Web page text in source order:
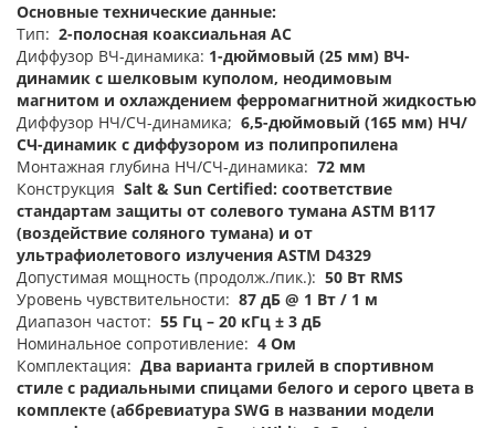
Основные технические данные:
Тип: 2-полосная коаксиальная АС
Диффузор ВЧ-динамика: 1-дюймовый (25 мм) ВЧ-
динамик с шелковым куполом, неодимовым
магнитом и охлаждением ферромагнитной жидкостью
Диффузор НЧ/СЧ-динамика; 6,5-дюймовый (165 мм) НЧ/
СЧ-динамик с диффузором из полипропилена
Монтажная глубина НЧ/СЧ-динамика: 72 мм
Конструкция Salt & Sun Certified: cоответствие
стандартам защиты от солевого тумана ASTM B117
(воздействие соляного тумана) и от
ультрафиолетового излучения ASTM D4329
Допустимая мощность (продолж./пик.): 50 Вт RMS
Уровень чувствительности: 87 дБ @ 1 Вт / 1 м
Диапазон частот: 55 Гц – 20 кГц ± 3 дБ
Номинальное сопротивление: 4 Ом
Комплектация: Два варианта грилей в спортивном
стиле с радиальными спицами белого и серого цвета в
комплекте (аббревиатура SWG в названии модели